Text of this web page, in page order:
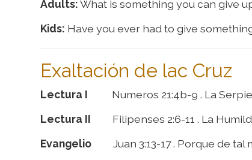
Adults:What is something you can give
Kids: Have you ever had to give
Exaltación de lac Cruz
Lectura I Numeros 21:4b-9 . La
Lectura II Filipenses 2:6-11 . La
Evangelio Juan 3:13-17 . Porque de tal